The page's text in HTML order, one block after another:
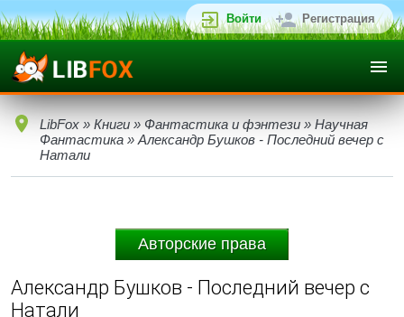
Войти Регистрация
LibFox » Книги » Фантастика и фэнтези » Научная
Фантастика » Александр Бушков - Последний вечер с
Натали
Авторские права
Александр Бушков - Последний вечер с
Натали